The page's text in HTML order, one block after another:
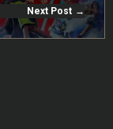
Next Post